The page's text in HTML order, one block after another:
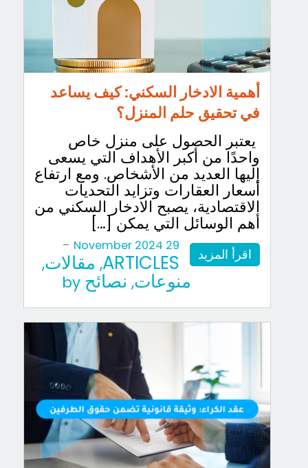
أهمية الادخار السكني: كيف يساعد
في تحقيق حلم المنزل؟
يعتبر الحصول على منزل خاص
واحدًا من أكبر الأهداف التي يسعى
إليها العديد من الأشخاص. ومع ارتفاع
أسعار العقارات وتزايد التحديات
الاقتصادية، يصبح الادخار السكني من
أهم الوسائل التي يمكن […]
اقرأ المزيد
29 November 2024
-
ARTICLES
, مقالات,
منوعات, نصائح by